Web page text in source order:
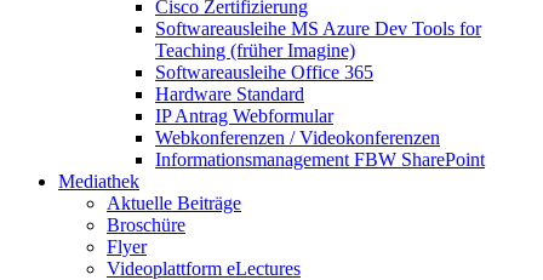
Cisco Zertifizierung
Softwareausleihe MS Azure Dev Tools for
Teaching (früher Imagine)
Softwareausleihe Office 365
Hardware Standard
IP Antrag Webformular
Webkonferenzen / Videokonferenzen
Informationsmanagement FBW SharePoint
Mediathek
Aktuelle Beiträge
Broschüre
Flyer
Videoplattform eLectures